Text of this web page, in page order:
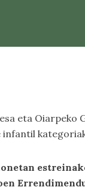
eta
infantil